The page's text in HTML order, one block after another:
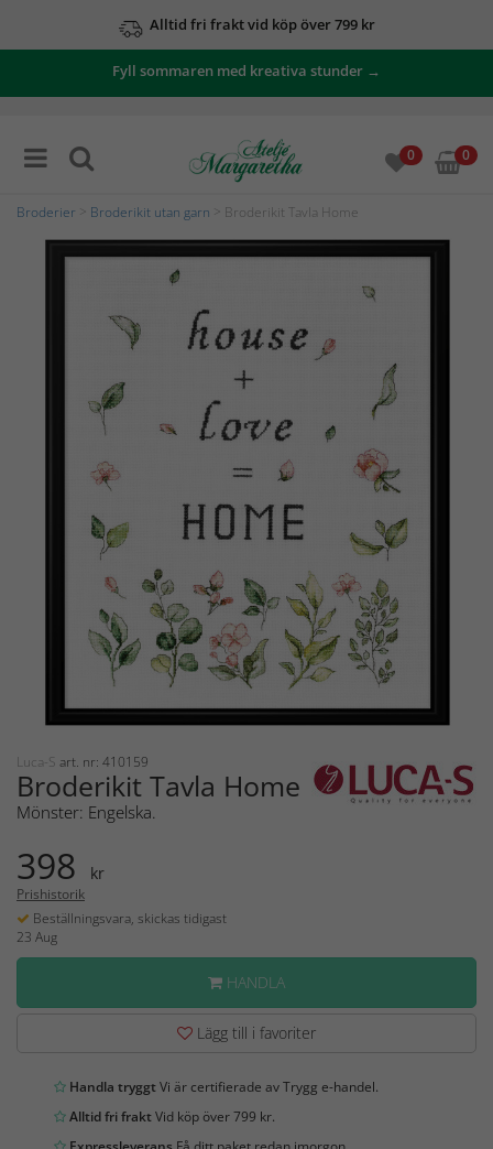
Alltid fri frakt vid köp över 799 kr
Fyll sommaren med kreativa stunder →
0 0
Broderier Broderikit utan garn > Broderikit Tavla Home
Luca-S art. nr: 410159
Broderikit Tavla Home
Mönster: Engelska.
398 kr
Prishistorik
Beställningsvara, skickas tidigast
23 Aug
HANDLA
Lägg till i favoriter
Handla tryggtVi är certifierade av Trygg e-handel.
Alltid fri fraktVid köp över 799 kr.